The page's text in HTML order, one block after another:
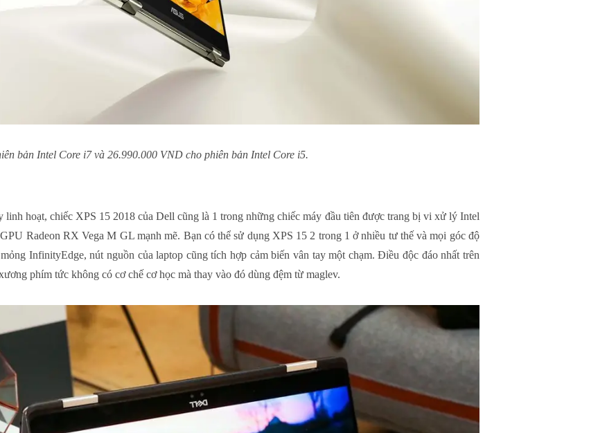
bản Intel Core i7 và 26.990.000 VND cho phiên bản Intel Core i5.
hoạt, chiếc XPS 15 2018 của Dell cũng là 1 trong những chiếc máy đầu tiên được trang bị vi xử lý Intel
Radeon RX Vega M GL mạnh mẽ. Bạn có thể sử dụng XPS 15 2 trong 1 ở nhiều tư thế và mọi góc độ
InfinityEdge, nút nguồn của laptop cũng tích hợp cảm biến vân tay một chạm. Điều độc đáo nhất trên
phím tức không có cơ chế cơ học mà thay vào đó dùng đệm từ maglev.